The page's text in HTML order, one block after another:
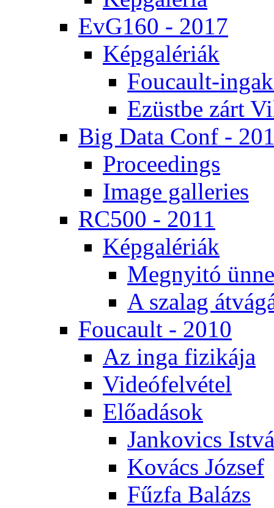
EvG160 - 2017
Kép­ga­lé­ri­ák
Fo­u­ca­ult-
Ezüst­be zárt
Big Da­ta Conf -
Pro­ce­e­dings
Image gal­le­ri­es
RC500 - 2011
Kép­ga­lé­ri­ák
Meg­nyi­tó
A sza­lag
Fo­u­ca­ult - 2010
Az in­ga fi­zi­ká­ja
Vi­de­ó­fel­vé­tel
Elő­adá­sok
Jan­ko­vics
Ko­vács Jó­zsef
Fűz­fa Ba­lázs